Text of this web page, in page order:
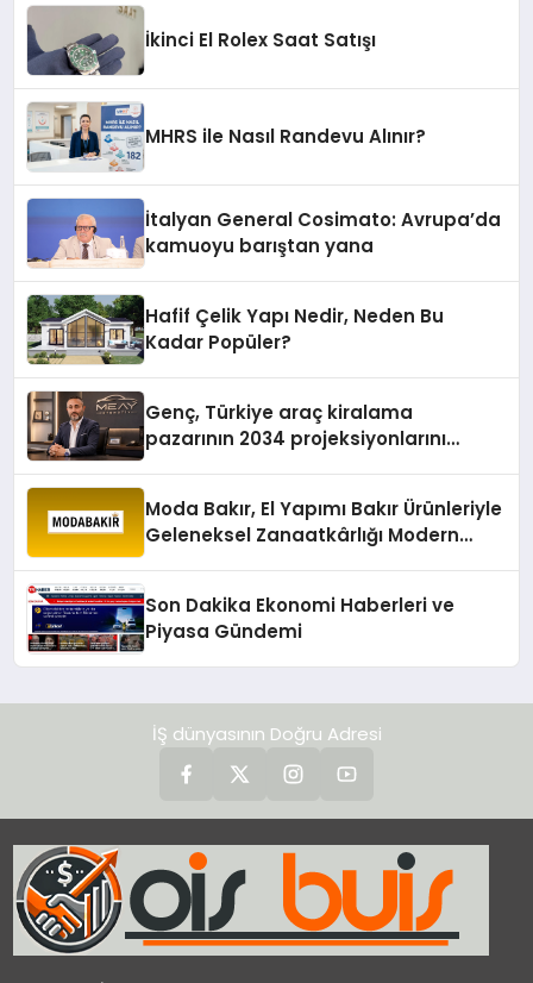
İkinci El Rolex Saat Satışı
MHRS ile Nasıl Randevu Alınır?
İtalyan General Cosimato: Avrupa’da
kamuoyu barıştan yana
Hafif Çelik Yapı Nedir, Neden Bu
Kadar Popüler?
Genç, Türkiye araç kiralama
pazarının 2034 projeksiyonlarını
Moda Bakır, El Yapımı Bakır Ürünleriyle
Geleneksel Zanaatkârlığı Modern
Son Dakika Ekonomi Haberleri ve
Piyasa Gündemi
İŞ dünyasının Doğru Adresi